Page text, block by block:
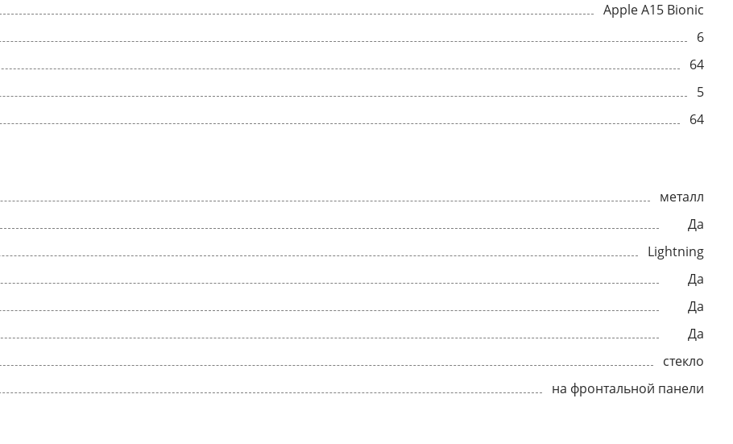
Apple A15 Bionic
6
64
5
64
металл
Да
Lightning
Да
Да
Да
стекло
на фронтальной панели